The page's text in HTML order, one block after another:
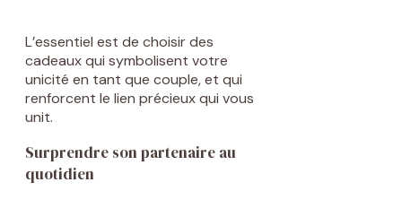
L’essentiel est de choisir des
cadeaux qui symbolisent votre
unicité en tant que couple, et qui
renforcent le lien précieux qui vous
unit.
Surprendre son partenaire au
quotidien